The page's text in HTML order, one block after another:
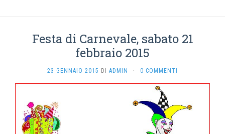
Festa di Carnevale, sabato 21
febbraio 2015
23 GENNAIO 2015 DI ADMIN · 0 COMMENTI